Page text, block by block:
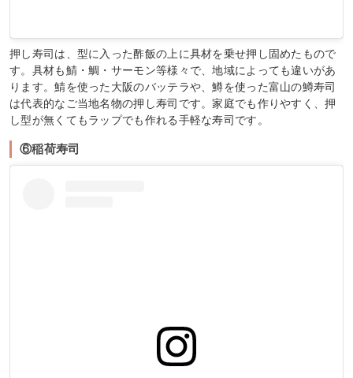
押し寿司は、型に入った酢飯の上に具材を乗せ押し固めたもので
す。具材も鯖・鯛・サーモン等様々で、地域によっても違いがあ
ります。鯖を使った大阪のバッテラや、鱒を使った富山の鱒寿司
は代表的なご当地名物の押し寿司です。家庭でも作りやすく、押
し型が無くてもラップでも作れる手軽な寿司です。
⑥稲荷寿司